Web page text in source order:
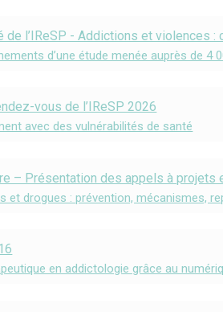
l’IReSP - Addictions et violences :
d’une étude menée auprès de
vous de l’IReSP 2026
avec des vulnérabilités de santé
– Présentation des appels à projets
et drogues : prévention, mécanismes,
en addictologie grâce au